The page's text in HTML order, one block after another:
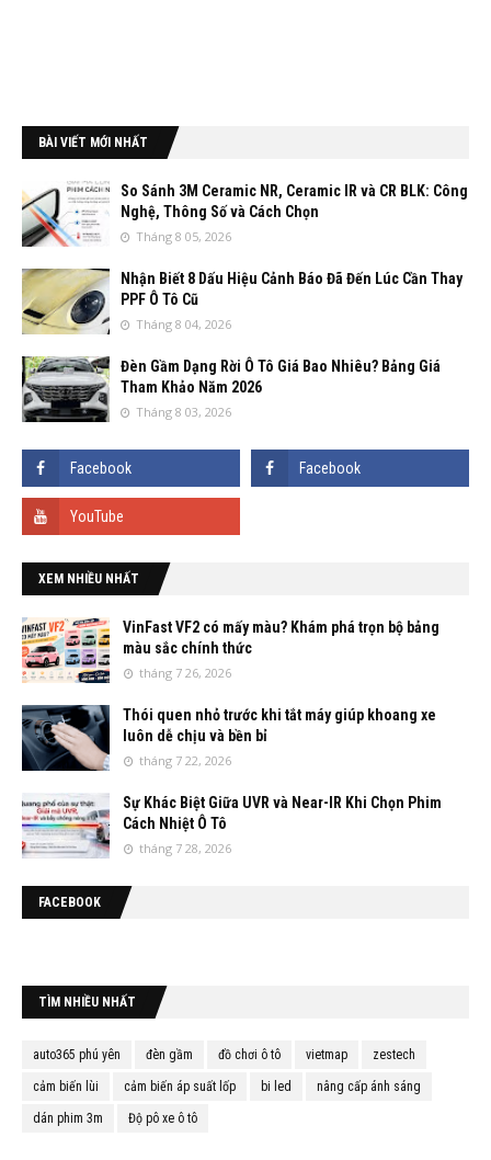
BÀI VIẾT MỚI NHẤT
So Sánh 3M Ceramic NR, Ceramic IR và CR BLK: Công
Nghệ, Thông Số và Cách Chọn
Tháng 8 05, 2026
Nhận Biết 8 Dấu Hiệu Cảnh Báo Đã Đến Lúc Cần Thay
PPF Ô Tô Cũ
Tháng 8 04, 2026
Đèn Gầm Dạng Rời Ô Tô Giá Bao Nhiêu? Bảng Giá
Tham Khảo Năm 2026
Tháng 8 03, 2026
XEM NHIỀU NHẤT
VinFast VF2 có mấy màu? Khám phá trọn bộ bảng
màu sắc chính thức
tháng 7 26, 2026
Thói quen nhỏ trước khi tắt máy giúp khoang xe
luôn dễ chịu và bền bỉ
tháng 7 22, 2026
Sự Khác Biệt Giữa UVR và Near-IR Khi Chọn Phim
Cách Nhiệt Ô Tô
tháng 7 28, 2026
FACEBOOK
TÌM NHIỀU NHẤT
auto365 phú yên đèn gầm đồ chơi ô tô vietmap zestech
cảm biến lùi cảm biến áp suất lốp bi led nâng cấp ánh sáng
dán phim 3m Độ pô xe ô tô